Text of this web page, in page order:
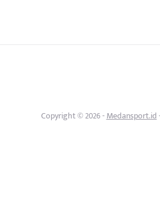
Copyright © 2026 -Medansport.id